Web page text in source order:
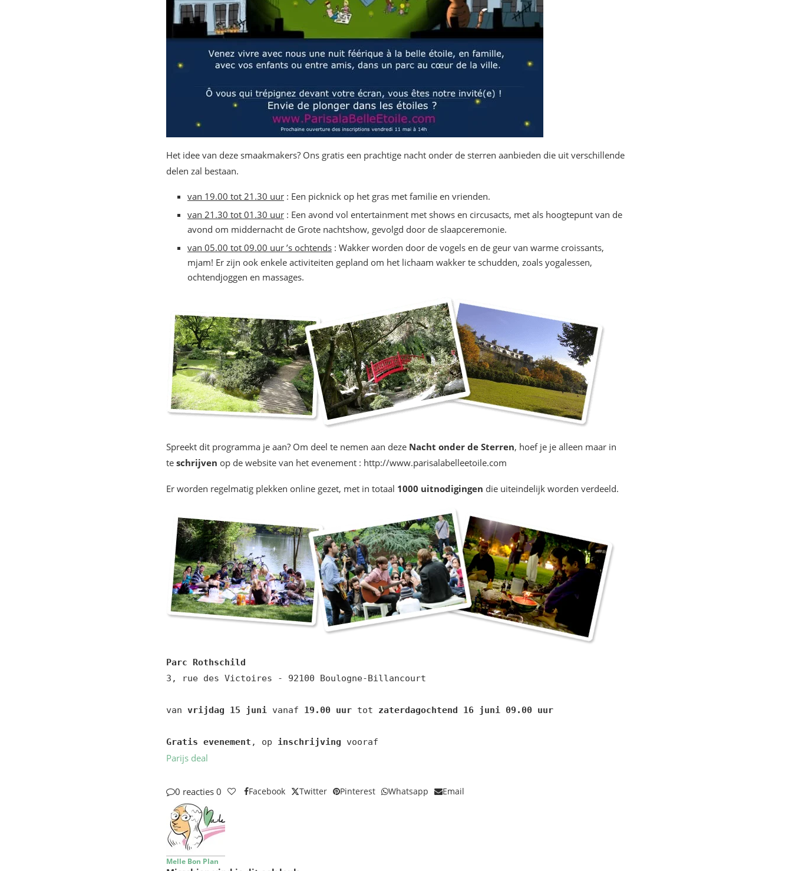
Het idee van deze smaakmakers? Ons gratis een prachtige nacht onder de sterren aanbieden die uit verschillende
delen zal bestaan.
van 19.00 tot 21.30 uur : Een picknick op het gras met familie en vrienden.
van 21.30 tot 01.30 uur : Een avond vol entertainment met shows en circusacts, met als hoogtepunt van de
avond om middernacht de Grote nachtshow, gevolgd door de slaapceremonie.
van 05.00 tot 09.00 uur ’s ochtends : Wakker worden door de vogels en de geur van warme croissants,
mjam! Er zijn ook enkele activiteiten gepland om het lichaam wakker te schudden, zoals yogalessen,
ochtendjoggen en massages.
Spreekt dit programma je aan? Om deel te nemen aan deze Nacht onder de Sterren, hoef je je alleen maar in
te schrijven op de website van het evenement : http://www.parisalabelleetoile.com
Er worden regelmatig plekken online gezet, met in totaal 1000 uitnodigingen die uiteindelijk worden verdeeld.
Parc Rothschild
3, rue des Victoires - 92100 Boulogne-Billancourt
van vrijdag 15 juni vanaf 19.00 uur tot zaterdagochtend 16 juni 09.00 uur
Gratis evenement , op inschrijving vooraf
Parijs deal
0 reacties 0 Facebook Twitter Pinterest Whatsapp Email
Melle Bon Plan